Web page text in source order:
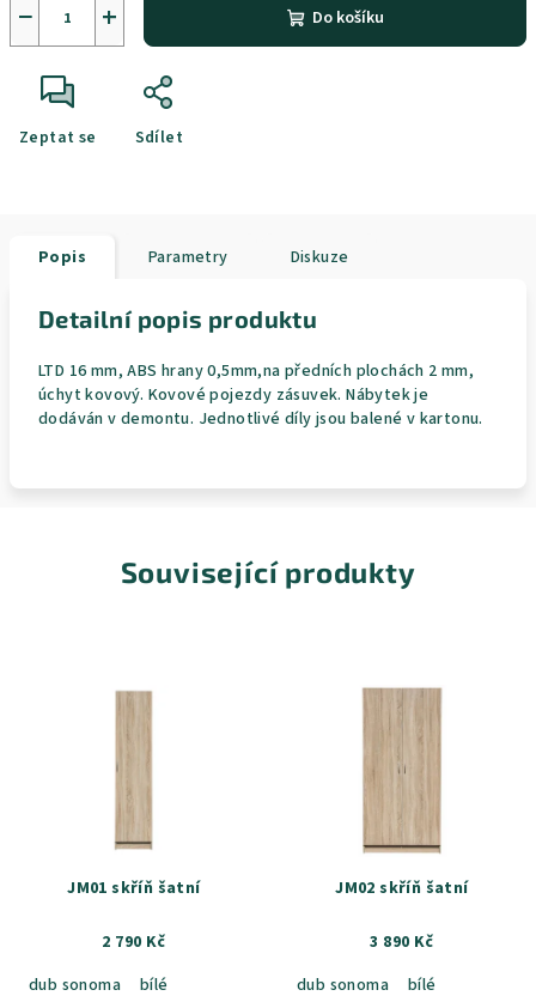
+
− Do košíku
Zeptat se Sdílet
Popis Parametry Diskuze
Detailní popis produktu
LTD 16 mm, ABS hrany 0,5mm,na předních plochách 2 mm,
úchyt kovový. Kovové pojezdy zásuvek. Nábytek je
dodáván v demontu. Jednotlivé díly jsou balené v kartonu.
Související produkty
JM01 skříň šatní
2 790 Kč
dub sonoma
bílé
JM02 skříň šatní
3 890 Kč
dub sonoma
bílé